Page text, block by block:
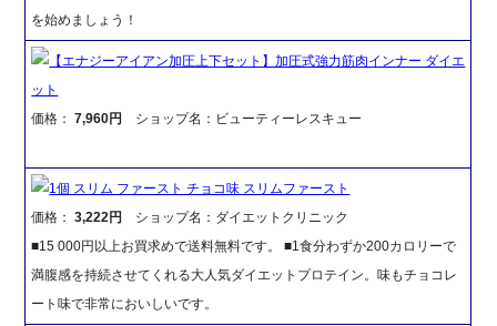
を始めましょう！
【エナジーアイアン加圧上下セット】加圧式強力筋肉インナー ダイエ
ット
価格：7,960円 ショップ名：ビューティーレスキュー
1個 スリム ファースト チョコ味 スリムファースト
価格：3,222円
ショップ名：ダイエットクリニック
■15 000円以上お買求めで送料無料です。 ■1食分わずか200カロリーで
満腹感を持続させてくれる大人気ダイエットプロテイン。味もチョコレ
ート味で非常においしいです。